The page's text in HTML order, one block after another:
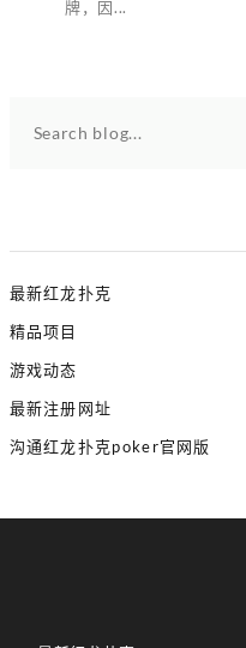
牌，因...
Search blog...
最新红龙扑克
精品项目
游戏动态
最新注册网址
沟通红龙扑克poker官网版